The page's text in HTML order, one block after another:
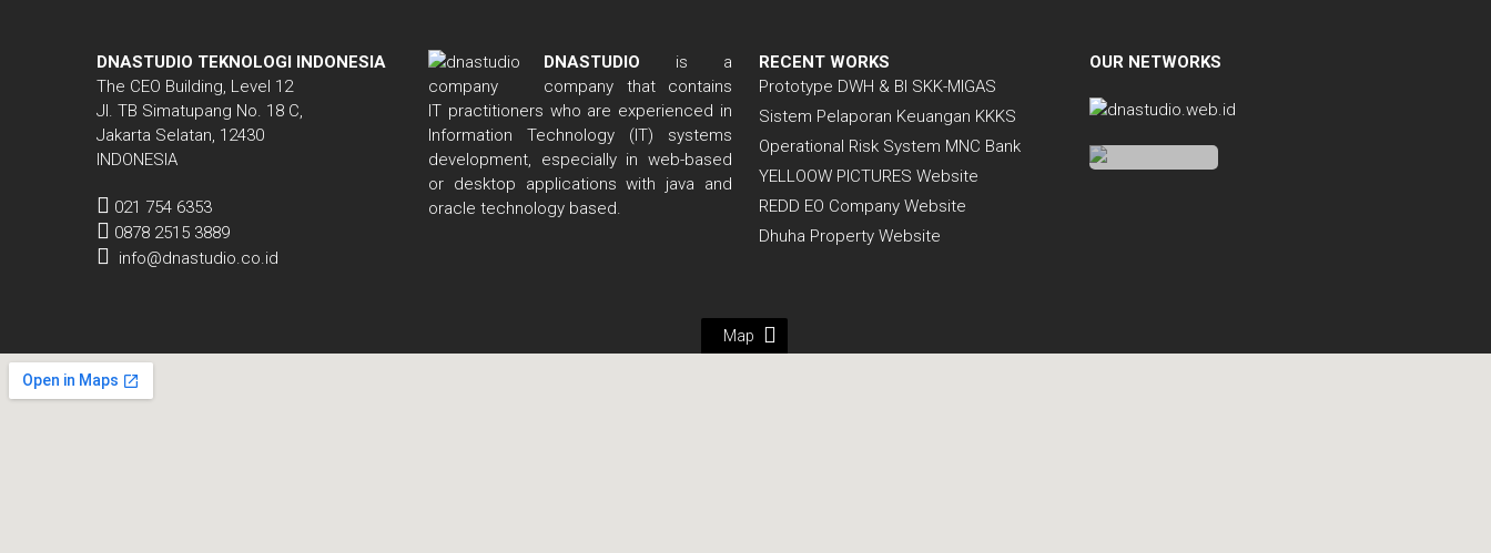
DNASTUDIO TEKNOLOGI INDONESIA
The CEO Building, Level 12
Jl. TB Simatupang No. 18 C,
Jakarta Selatan, 12430
INDONESIA
021 754 6353
0878 2515 3889
info@dnastudio.co.id
DNASTUDIO is a
company that contains
IT practitioners who are experienced in
Information Technology (IT) systems
development, especially in web-based
or desktop applications with java and
oracle technology based.
RECENT WORKS
Prototype DWH & BI SKK-MIGAS
Sistem Pelaporan Keuangan KKKS
Operational Risk System MNC Bank
YELLOOW PICTURES Website
REDD EO Company Website
Dhuha Property Website
OUR NETWORKS
Map